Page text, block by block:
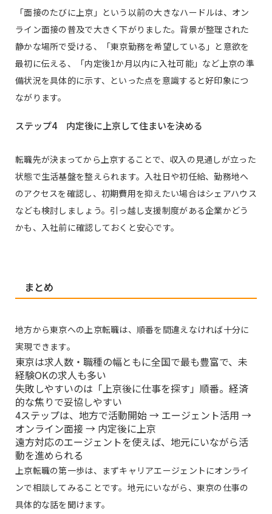
「面接のたびに上京」という以前の大きなハードルは、オン
ライン面接の普及で大きく下がりました。背景が整理された
静かな場所で受ける、「東京勤務を希望している」と意欲を
最初に伝える、「内定後1か月以内に入社可能」など上京の準
備状況を具体的に示す、といった点を意識すると好印象につ
ながります。
ステップ4 内定後に上京して住まいを決める
転職先が決まってから上京することで、収入の見通しが立った
状態で生活基盤を整えられます。入社日や初任給、勤務地へ
のアクセスを確認し、初期費用を抑えたい場合はシェアハウス
なども検討しましょう。引っ越し支援制度がある企業かどう
かも、入社前に確認しておくと安心です。
まとめ
地方から東京への上京転職は、順番を間違えなければ十分に
実現できます。
東京は求人数・職種の幅ともに全国で最も豊富で、未
経験OKの求人も多い
失敗しやすいのは「上京後に仕事を探す」順番。経済
的な焦りで妥協しやすい
4ステップは、地方で活動開始 → エージェント活用 →
オンライン面接 → 内定後に上京
遠方対応のエージェントを使えば、地元にいながら活
動を進められる
上京転職の第一歩は、まずキャリアエージェントにオンライ
ンで相談してみることです。地元にいながら、東京の仕事の
具体的な話を聞けます。